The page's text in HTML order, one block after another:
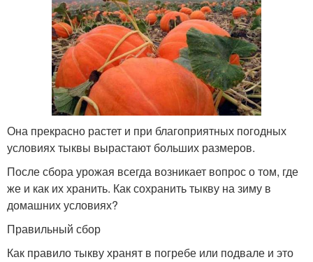
Она прекрасно растет и при благоприятных погодных
условиях тыквы вырастают больших размеров.
После сбора урожая всегда возникает вопрос о том, где
же и как их хранить. Как сохранить тыкву на зиму в
домашних условиях?
Правильный сбор
Как правило тыкву хранят в погребе или подвале и это